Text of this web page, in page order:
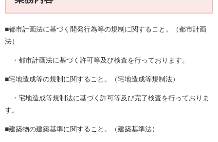
■都市計画法に基づく開発行為等の規制に関すること。（都市計画
法）
・都市計画法に基づく許可等及び検査を行っております。
■宅地造成等の規制に関すること。（宅地造成等規制法）
・宅地造成等規制法に基づく許可等及び完了検査を行っておりま
す。
■建築物の建築基準に関すること。（建築基準法）